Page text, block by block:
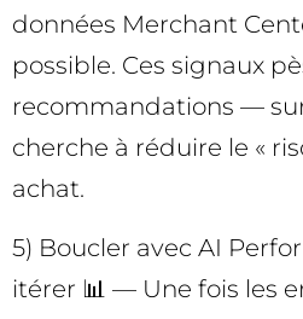
données Merchant
possible. Ces signaux
recommandations —
cherche à réduire le «
achat.
5) Boucler avec AI
itérer 📊 — Une fois les